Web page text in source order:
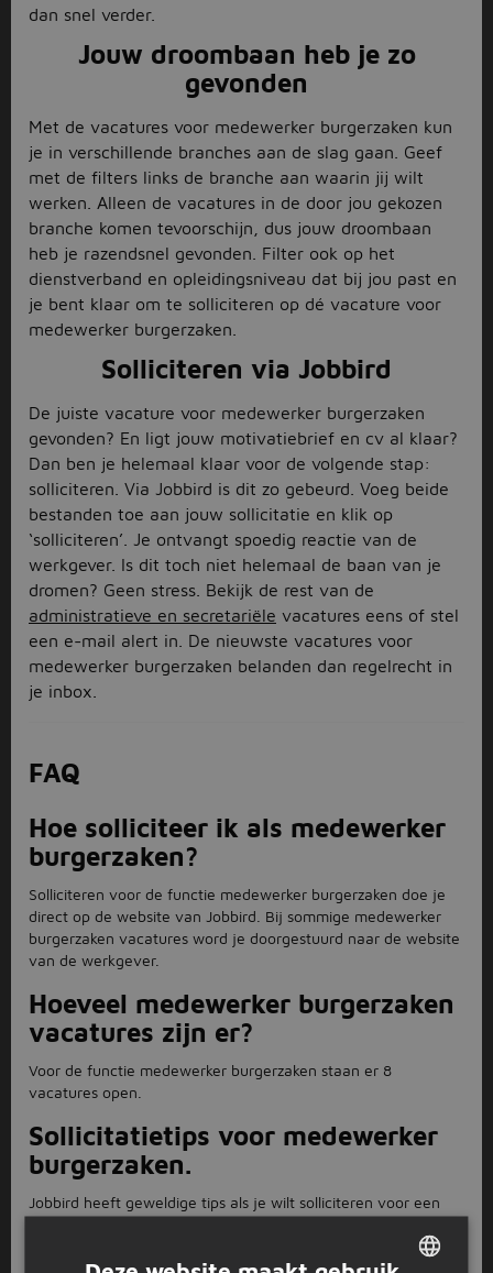
dan snel verder.
Jouw droombaan heb je zo
gevonden
Met de vacatures voor medewerker burgerzaken kun
je in verschillende branches aan de slag gaan. Geef
met de filters links de branche aan waarin jij wilt
werken. Alleen de vacatures in de door jou gekozen
branche komen tevoorschijn, dus jouw droombaan
heb je razendsnel gevonden. Filter ook op het
dienstverband en opleidingsniveau dat bij jou past en
je bent klaar om te solliciteren op dé vacature voor
medewerker burgerzaken.
Solliciteren via Jobbird
De juiste vacature voor medewerker burgerzaken
gevonden? En ligt jouw motivatiebrief en cv al klaar?
Dan ben je helemaal klaar voor de volgende stap:
solliciteren. Via Jobbird is dit zo gebeurd. Voeg beide
bestanden toe aan jouw sollicitatie en klik op
‘solliciteren’. Je ontvangt spoedig reactie van de
werkgever. Is dit toch niet helemaal de baan van je
dromen? Geen stress. Bekijk de rest van de
administratieve en secretariële vacatures eens of stel
een e-mail alert in. De nieuwste vacatures voor
medewerker burgerzaken belanden dan regelrecht in
je inbox.
FAQ
Hoe solliciteer ik als medewerker
burgerzaken?
Solliciteren voor de functie medewerker burgerzaken doe je
direct op de website van Jobbird. Bij sommige medewerker
burgerzaken vacatures word je doorgestuurd naar de website
van de werkgever.
Hoeveel medewerker burgerzaken
vacatures zijn er?
Voor de functie medewerker burgerzaken staan er 8
vacatures open.
Sollicitatietips voor medewerker
burgerzaken.
Jobbird heeft geweldige tips als je wilt solliciteren voor een